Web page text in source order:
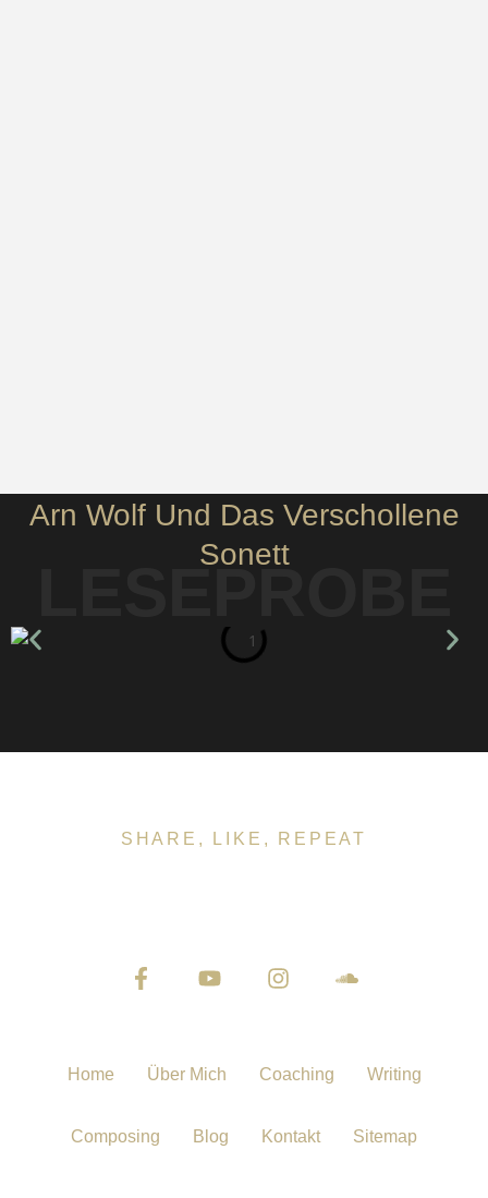
Arn Wolf Und Das Verschollene
Sonett
SHARE, LIKE, REPEAT
Home Über Mich Coaching Writing
Composing Blog Kontakt Sitemap